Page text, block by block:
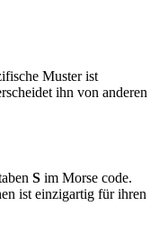
Muster ist
ihn von anderen
S im Morse code.
ist einzigartig für ihren